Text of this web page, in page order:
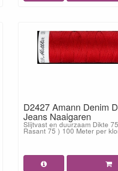
D2427 Amann Denim
Jeans Naaigaren
Slijtvast en duurzaam Dikte
Rasant 75 ) 100 Meter per